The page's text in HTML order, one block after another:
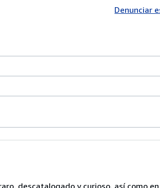
Denunciar
descatalogado y curioso, así como